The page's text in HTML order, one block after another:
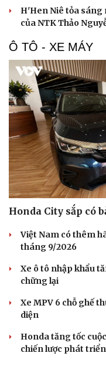
H'Hen Niê tỏa
của NTK Thảo
Ô TÔ - XE MÁY
Honda City sắp có
Việt Nam có thêm
tháng 9/2026
Xe ô tô nhập khẩu
chững lại
Xe MPV 6 chỗ ghế
diện
Honda tăng tốc
chiến lược phát